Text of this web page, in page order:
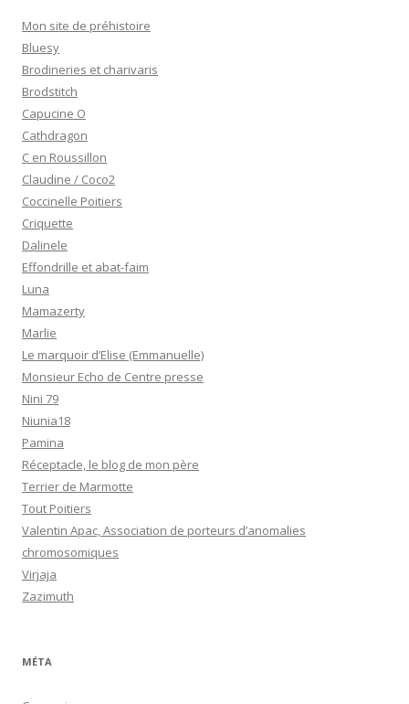
Mon site de préhistoire
Bluesy
Brodineries et charivaris
Brodstitch
Capucine O
Cathdragon
C en Roussillon
Claudine / Coco2
Coccinelle Poitiers
Criquette
Dalinele
Effondrille et abat-faim
Luna
Mamazerty
Marlie
Le marquoir d’Elise (Emmanuelle)
Monsieur Echo de Centre presse
Nini 79
Niunia18
Pamina
Réceptacle, le blog de mon père
Terrier de Marmotte
Tout Poitiers
Valentin Apac, Association de porteurs d’anomalies
chromosomiques
Virjaja
Zazimuth
MÉTA